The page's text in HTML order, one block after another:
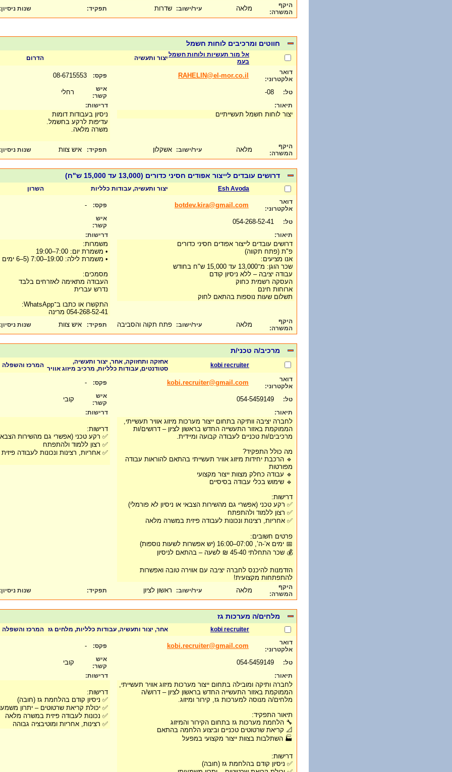
היקף
המשרה:
מלאה עיר/ישוב: שדרות תפקיד: שנות ניסיון:
חווטים ומרכיבים לוחות חשמל
אל מור תעשיות ולוחות חשמל
בעמ
יצור ותעשיה הדרום
דואר
אלקטרוני:
RAHELIN@el-mor.co.il פקס:
טל:
איש
קשר:
רחלי
תיאור:
יצור לוחות חשמל תעשייתיים
דרישות:
ניסיון בעבודות דומות
עדיפות לרקע בחשמל.
משרה מלאה.
היקף
המשרה:
מלאה עיר/ישוב: אשקלון תפקיד: איש צוות שנות ניסיון:
דרושים עובדים לייצור אפודים חסיני כדורים (13,000 עד 15,000 ש"ח)
Esh Avoda יצור ותעשיה, עבודות כלליות השרון
דואר
אלקטרוני:
botdev.kira@gmail.com פקס: -
טל:
איש
קשר:
תיאור:
דרושים עובדים לייצור אפודים חסיני כדורים
פ"ת (פתח תקווה)
אנו מציעים:
שכר הוגן: מ־13,000 עד 15,000 ש"ח בחודש
עבודה יציבה – ללא ניסיון קודם
העסקה רשמית כחוק
ארוחות חינם
תשלום שעות נוספות בהתאם לחוק
דרישות:
משמרות:
• משמרת יום: 7:00–19:00
• משמרת לילה: 19:00–7:00 (5–6 ימים בשבוע)
מסמכים:
העבודה מתאימה לאזרחים בלבד
נדרש עברית
התקשרו או כתבו ב־WhatsApp:
054-268-52-41 מרינה
היקף
המשרה:
מלאה עיר/ישוב: פתח תקוה והסביבה תפקיד: איש צוות שנות ניסיון:
מרכיב/ה טכני/ת
kobi recruiter
אחזקה ותחזוקה, אחר, יצור ותעשיה,
סטודנטים, עבודות כלליות, מרכיב מיזוג אוויר המרכז והשפלה
דואר
אלקטרוני:
kobi.recruiter@gmail.com פקס: -
טל:
איש
קשר:
קובי
תיאור:
לחברה יציבה וותיקה בתחום ייצור מערכות מיזוג אוויר תעשייתי,
הממוקמת באזור התעשייה החדש בראשון לציון – דרושים/ות
מרכיבים/ות טכניים לעבודה קבועה ומיידית.
מה כולל התפקיד?
🔹 הרכבת יחידות מיזוג אוויר תעשייתי בהתאם להוראות עבודה
מפורטות
🔹 עבודה כחלק מצוות ייצור מקצועי
🔹 שימוש בכלי עבודה בסיסיים
דרישות:
✅ רקע טכני (אפשרי גם מהשירות הצבאי או ניסיון לא פורמלי)
✅ רצון ללמוד ולהתפתח
✅ אחריות, רצינות ונכונות לעבודה פיזית במשרה מלאה
פרטים חשובים:
📅 ימים א’-ה’, 07:00–16:00 (יש אפשרות לשעות נוספות)
💰 שכר התחלתי 45-40 ₪ לשעה – בהתאם לניסיון
הזדמנות להיכנס לחברה יציבה עם אווירה טובה ואפשרות
להתפתחות מקצועית!
דרישות:
דרישות:
✅ רקע טכני (אפשרי גם מהשירות הצבאי
✅ רצון ללמוד ולהתפתח
✅ אחריות, רצינות ונכונות לעבודה
היקף
המשרה:
מלאה עיר/ישוב: ראשון לציון תפקיד: שנות ניסיון:
מלחים/ה מערכות גז
kobi recruiter אחר, יצור ותעשיה, עבודות כלליות, מלחים גז המרכז והשפלה
דואר
אלקטרוני:
kobi.recruiter@gmail.com פקס: -
טל:
איש
קשר:
קובי
תיאור:
לחברה ותיקה ומובילה בתחום ייצור מערכות מיזוג אוויר תעשייתי,
הממוקמת באזור התעשייה החדש בראשון לציון – דרוש/ה
מלחים/ה מנוסה למערכות גז, קירור ומיזוג.
תיאור התפקיד:
🔧 הלחמת מערכות גז בתחום הקירור והמיזוג
📐 קריאת שרטוטים טכניים וביצוע הלחמה בהתאם
🏭 השתלבות בצוות ייצור מקצועי במפעל
דרישות:
✅ ניסיון קודם בהלחמת גז (חובה)
דרישות:
דרישות:
✅ ניסיון קודם בהלחמת גז (חובה)
✅ יכולת קריאת שרטוטים – יתרון
✅ נכונות לעבודה פיזית במשרה מלאה
✅ רצינות, אחריות ומוטיבציה גבוהה